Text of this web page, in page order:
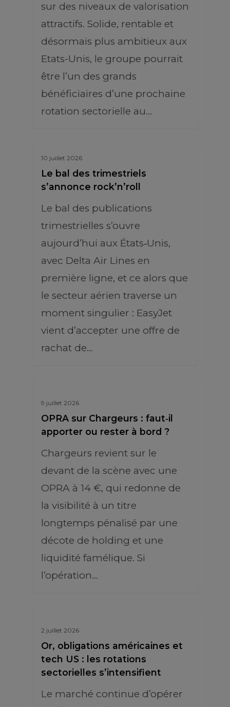
sur des niveaux de valorisation
attractifs. Solide, rentable et
désormais plus ambitieux aux
Etats-Unis, le groupe pourrait
être l’un des grands
bénéficiaires d’une prochaine
rotation sectorielle au…
10 juillet 2026
Le bal des trimestriels
s’annonce rock’n’roll
Le bal des publications
trimestrielles s’ouvre
aujourd’hui aux États‑Unis,
avec Delta Air Lines en
première ligne, et ce alors que
le secteur aérien traverse un
moment singulier : EasyJet
vient d’accepter une offre de
rachat de…
9 juillet 2026
OPRA sur Chargeurs : faut‑il
apporter ou rester à bord ?
Chargeurs revient sur le
devant de la scène avec une
OPRA à 14 €, qui redonne de
la visibilité à un titre
longtemps pénalisé par une
décote de holding et une
liquidité famélique. Si
l’opération…
2 juillet 2026
Or, obligations américaines et
tech US : les rotations
sectorielles s’intensifient
Le marché continue d’opérer